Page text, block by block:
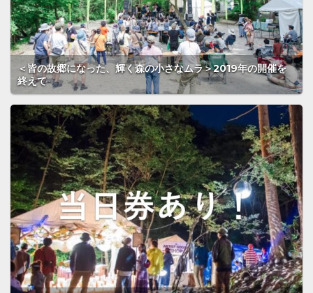
＜皆の故郷になった、輝く森の小さなムラ＞2019年の開催を
終えて